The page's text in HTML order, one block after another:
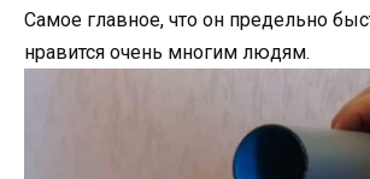
Самое главное, что он предельно
нравится очень многим людям.